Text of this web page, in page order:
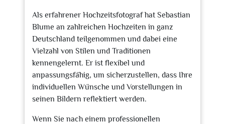
Als erfahrener Hochzeitsfotograf hat Sebastian
Blume an zahlreichen Hochzeiten in ganz
Deutschland teilgenommen und dabei eine
Vielzahl von Stilen und Traditionen
kennengelernt. Er ist flexibel und
anpassungsfähig, um sicherzustellen, dass Ihre
individuellen Wünsche und Vorstellungen in
seinen Bildern reflektiert werden.
Wenn Sie nach einem professionellen